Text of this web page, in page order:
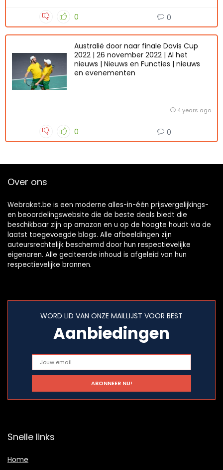
0 0
Australië door naar finale Davis Cup
2022 | 26 november 2022 | Al het
nieuws | Nieuws en Functies | nieuws
en evenementen
4 years ago
0 0
Over ons
Webraket.be is een moderne alles-in-één prijsvergelijkings-
en beoordelingswebsite die de beste deals biedt die
beschikbaar zijn op amazon en u op de hoogte houdt via de
laatst toegevoegde blogs. Alle afbeeldingen zijn
auteursrechtelijk beschermd door hun respectievelijke
eigenaren. Alle geciteerde inhoud is afgeleid van hun
respectievelijke bronnen.
WORD LID VAN ONZE MAILLIJST VOOR BEST
Aanbiedingen
Snelle links
Home